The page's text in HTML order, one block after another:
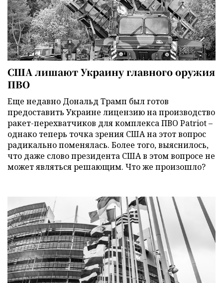
США лишают Украину главного оружия
ПВО
Еще недавно Дональд Трамп был готов
предоставить Украине лицензию на производство
ракет-перехватчиков для комплекса ПВО Patriot –
однако теперь точка зрения США на этот вопрос
радикально поменялась. Более того, выяснилось,
что даже слово президента США в этом вопросе не
может являться решающим. Что же произошло?